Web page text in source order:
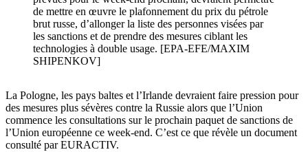
de mettre en œuvre le plafonnement du prix du pétrole
brut russe, d’allonger la liste des personnes visées par
les sanctions et de prendre des mesures ciblant les
technologies à double usage. [EPA-EFE/MAXIM
SHIPENKOV]
La Pologne, les pays baltes et l’Irlande devraient faire pression pour
des mesures plus sévères contre la Russie alors que l’Union
commence les consultations sur le prochain paquet de sanctions de
l’Union européenne ce week-end. C’est ce que révèle un document
consulté par EURACTIV.